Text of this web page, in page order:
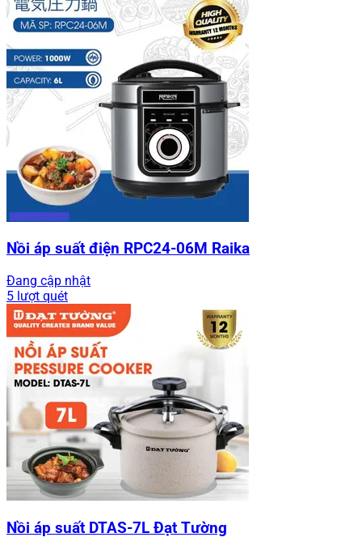
Nồi áp suất điện RPC24-06M Raika
Đang cập nhật
5 lượt quét
Nồi áp suất DTAS-7L Đạt Tường